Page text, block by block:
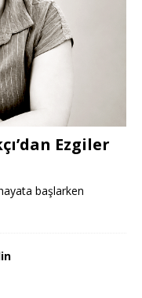
Ezgiler
başlarken